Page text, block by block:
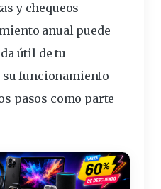
y chequeos
anual puede
útil de tu
sufuncionamiento
pasos como parte